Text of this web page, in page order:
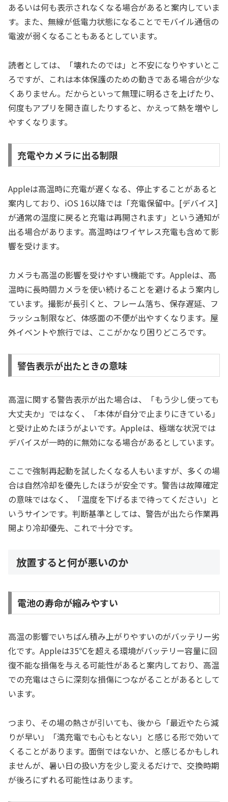
あるいは何も表示されなくなる場合があると案内していま
す。また、無線が低電力状態になることでモバイル通信の
電波が弱くなることもあるとしています。
読者としては、「壊れたのでは」と不安になりやすいとこ
ろですが、これは本体保護のための動きである場合が少な
くありません。だからといって無理に明るさを上げたり、
何度もアプリを開き直したりすると、かえって熱を増やし
やすくなります。
充電やカメラに出る制限
Appleは高温時に充電が遅くなる、停止することがあると
案内しており、iOS 16以降では「充電保留中。[デバイス]
が通常の温度に戻ると充電は再開されます」という通知が
出る場合があります。高温時はワイヤレス充電も含めて影
響を受けます。
カメラも高温の影響を受けやすい機能です。Appleは、高
温時に長時間カメラを使い続けることを避けるよう案内し
ています。撮影が長引くと、フレーム落ち、保存遅延、フ
ラッシュ制限など、体感面の不便が出やすくなります。屋
外イベントや旅行では、ここがかなり困りどころです。
警告表示が出たときの意味
高温に関する警告表示が出た場合は、「もう少し使っても
大丈夫か」ではなく、「本体が自分で止まりにきている」
と受け止めたほうがよいです。Appleは、極端な状況では
デバイスが一時的に無効になる場合があるとしています。
ここで強制再起動を試したくなる人もいますが、多くの場
合は自然冷却を優先したほうが安全です。警告は故障確定
の意味ではなく、「温度を下げるまで待ってください」と
いうサインです。判断基準としては、警告が出たら作業再
開より冷却優先、これで十分です。
放置すると何が悪いのか
電池の寿命が縮みやすい
高温の影響でいちばん積み上がりやすいのがバッテリー劣
化です。Appleは35℃を超える環境がバッテリー容量に回
復不能な損傷を与える可能性があると案内しており、高温
での充電はさらに深刻な損傷につながることがあるとして
います。
つまり、その場の熱さが引いても、後から「最近やたら減
りが早い」「満充電でも心もとない」と感じる形で効いて
くることがあります。面倒ではないか、と感じるかもしれ
ませんが、暑い日の扱い方を少し変えるだけで、交換時期
が後ろにずれる可能性はあります。